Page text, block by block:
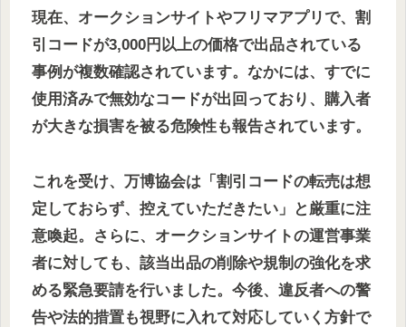
現在、オークションサイトやフリマアプリで、割
引コードが3,000円以上の価格で出品されている
事例が複数確認されています。なかには、すでに
使用済みで無効なコードが出回っており、購入者
が大きな損害を被る危険性も報告されています。
これを受け、万博協会は「割引コードの転売は想
定しておらず、控えていただきたい」と厳重に注
意喚起。さらに、オークションサイトの運営事業
者に対しても、該当出品の削除や規制の強化を求
める緊急要請を行いました。今後、違反者への警
告や法的措置も視野に入れて対応していく方針で